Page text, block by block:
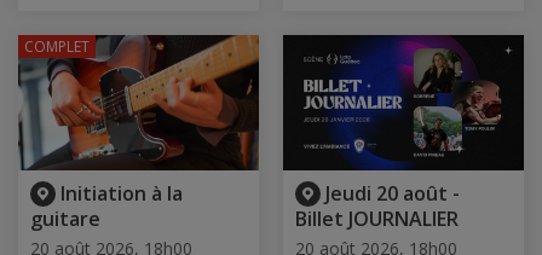
Initiation à la
guitare
20 août 2026, 18h00
COMPLET
Jeudi 20 août -
Billet JOURNALIER
20 août 2026, 18h00